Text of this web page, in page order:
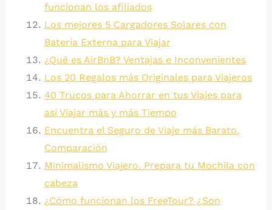
funcionan los afiliados
Los mejores 5 Cargadores Solares con
Batería Externa para Viajar
¿Qué es AirBnB? Ventajas e Inconvenientes
Los 20 Regalos más Originales para Viajeros
40 Trucos para Ahorrar en tus Viajes para
así Viajar más y más Tiempo
Encuentra el Seguro de Viaje más Barato.
Comparación
Minimalismo Viajero. Prepara tu Mochila con
cabeza
¿Cómo funcionan los FreeTour? ¿Son